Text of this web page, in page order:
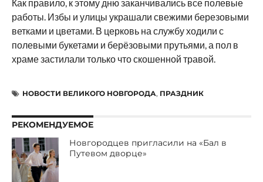
Как правило, к этому дню заканчивались все полевые
работы. Избы и улицы украшали свежими березовыми
ветками и цветами. В церковь на службу ходили с
полевыми букетами и берёзовыми прутьями, а пол в
храме застилали только что скошенной травой.
НОВОСТИ ВЕЛИКОГО НОВГОРОДА, ПРАЗДНИК
РЕКОМЕНДУЕМОЕ
Новгородцев пригласили на «Бал в
Путевом дворце»